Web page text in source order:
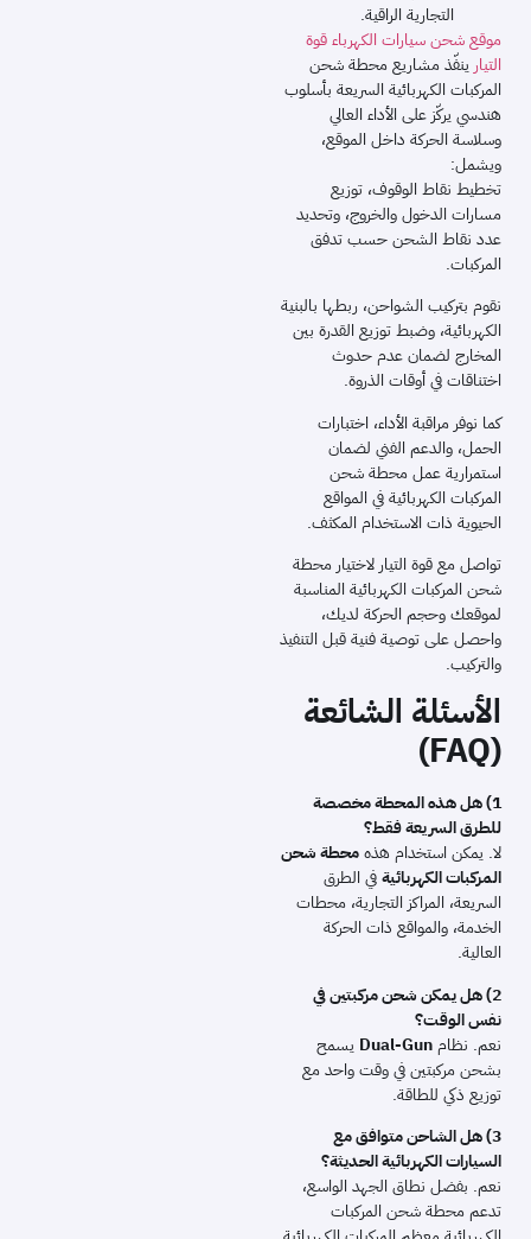
التجارية الراقية.
موقع شحن سيارات الكهرباء قوة
التيار ينفّذ مشاريع محطة شحن
المركبات الكهربائية السريعة بأسلوب
هندسي يركّز على الأداء العالي
وسلاسة الحركة داخل الموقع،
ويشمل:
تخطيط نقاط الوقوف، توزيع
مسارات الدخول والخروج، وتحديد
عدد نقاط الشحن حسب تدفق
المركبات.
نقوم بتركيب الشواحن، ربطها بالبنية
الكهربائية، وضبط توزيع القدرة بين
المخارج لضمان عدم حدوث
اختناقات في أوقات الذروة.
كما نوفر مراقبة الأداء، اختبارات
الحمل، والدعم الفني لضمان
استمرارية عمل محطة شحن
المركبات الكهربائية في المواقع
الحيوية ذات الاستخدام المكثف.
تواصل مع قوة التيار لاختيار محطة
شحن المركبات الكهربائية المناسبة
لموقعك وحجم الحركة لديك،
واحصل على توصية فنية قبل التنفيذ
والتركيب.
الأسئلة الشائعة
(FAQ)
1) هل هذه المحطة مخصصة
للطرق السريعة فقط؟
لا. يمكن استخدام هذه محطة شحن
المركبات الكهربائية في الطرق
السريعة، المراكز التجارية، محطات
الخدمة، والمواقع ذات الحركة
العالية.
2) هل يمكن شحن مركبتين في
نفس الوقت؟
نعم. نظام Dual-Gun يسمح
بشحن مركبتين في وقت واحد مع
توزيع ذكي للطاقة.
3) هل الشاحن متوافق مع
السيارات الكهربائية الحديثة؟
نعم. بفضل نطاق الجهد الواسع،
تدعم محطة شحن المركبات